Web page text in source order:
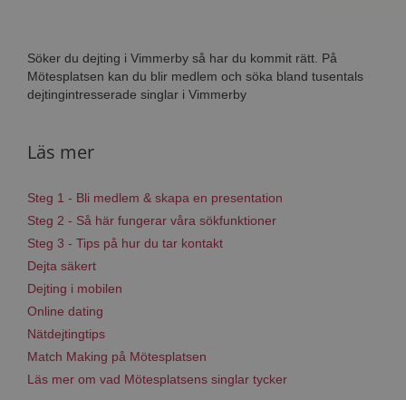
Söker du dejting i Vimmerby så har du kommit rätt. På
Mötesplatsen kan du blir medlem och söka bland tusentals
dejtingintresserade singlar i Vimmerby
Läs mer
Steg 1 - Bli medlem & skapa en presentation
Steg 2 - Så här fungerar våra sökfunktioner
Steg 3 - Tips på hur du tar kontakt
Dejta säkert
Dejting i mobilen
Online dating
Nätdejtingtips
Match Making på Mötesplatsen
Läs mer om vad Mötesplatsens singlar tycker